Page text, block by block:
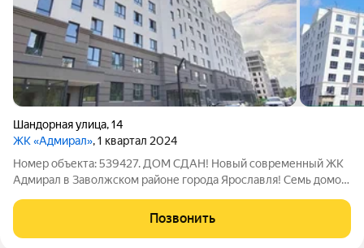
Шандорная улица,14
ЖК «Адмирал», 1 квартал 2024
Номер объекта: 539427. ДОМ СДАН! Новый современный ЖК
Адмирал в Заволжском районе города Ярославля! Семь домов
инфраструктурой. Для вас площадки для воркаута, игр в
баскетбол и футбол. На территории
Позвонить